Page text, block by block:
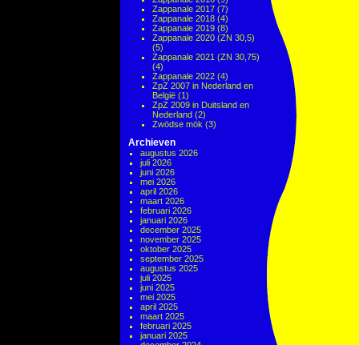
Zappanale 2017 (7)
Zappanale 2018 (4)
Zappanale 2019 (8)
Zappanale 2020 (ZN 30,5)
(5)
Zappanale 2021 (ZN 30,75)
(4)
Zappanale 2022 (4)
ZpZ 2007 in Nederland en
België (1)
ZpZ 2009 in Duitsland en
Nederland (2)
Zwödse mök (3)
Archieven
augustus 2026
juli 2026
juni 2026
mei 2026
april 2026
maart 2026
februari 2026
januari 2026
december 2025
november 2025
oktober 2025
september 2025
augustus 2025
juli 2025
juni 2025
mei 2025
april 2025
maart 2025
februari 2025
januari 2025